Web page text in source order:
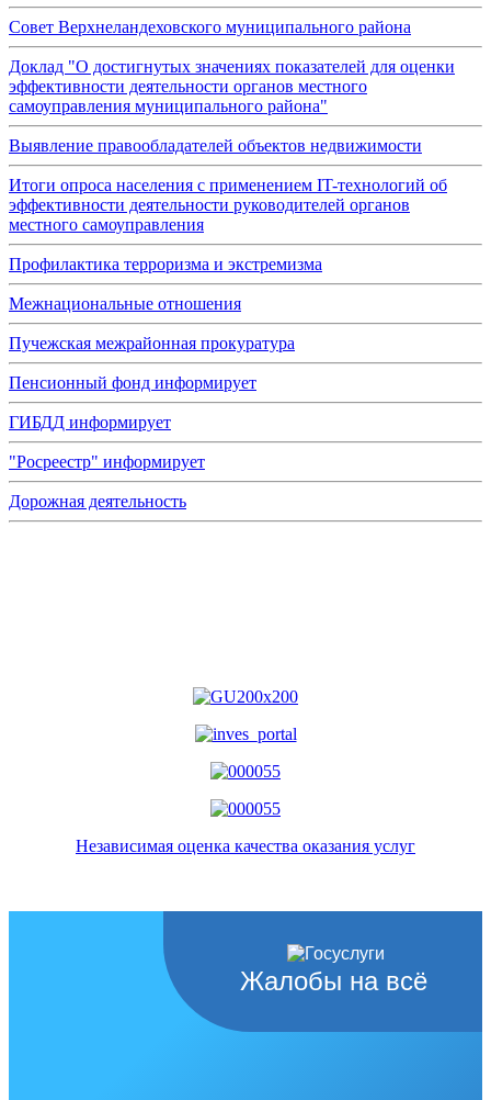
Совет Верхнеландеховского муниципального района
Доклад "О достигнутых значениях показателей для оценки
эффективности деятельности органов местного
самоуправления муниципального района"
Выявление правообладателей объектов недвижимости
Итоги опроса населения с применением IT-технологий об
эффективности деятельности руководителей органов
местного самоуправления
Профилактика терроризма и экстремизма
Межнациональные отношения
Пучежская межрайонная прокуратура
Пенсионный фонд информирует
ГИБДД информирует
"Росреестр" информирует
Дорожная деятельность
Независимая оценка качества оказания услуг
Жалобы на всё